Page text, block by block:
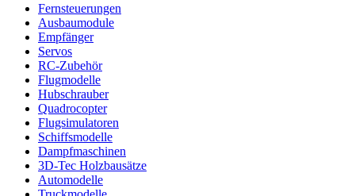
Fernsteuerungen
Ausbaumodule
Empfänger
Servos
RC-Zubehör
Flugmodelle
Hubschrauber
Quadrocopter
Flugsimulatoren
Schiffsmodelle
Dampfmaschinen
3D-Tec Holzbausätze
Automodelle